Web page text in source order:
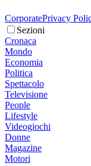
CorporatePrivacy
Sezioni
Cronaca
Mondo
Economia
Politica
Spettacolo
Televisione
People
Lifestyle
Videogiochi
Donne
Magazine
Motori